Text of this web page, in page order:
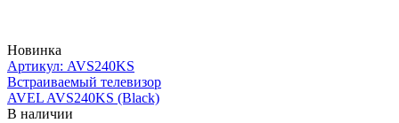
Новинка
Артикул: AVS240KS
Встраиваемый телевизор
AVEL AVS240KS (Black)
В наличии